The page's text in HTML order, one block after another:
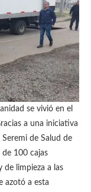
se vivió en el
a una iniciativa
de Salud de
de 100 cajas
de limpieza a las
azotó a esta